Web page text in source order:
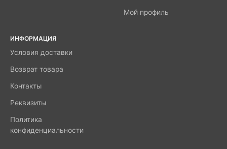
Мой профиль
ИНФОРМАЦИЯ
Условия доставки
Возврат товара
Контакты
Реквизиты
Политика
конфиденциальности